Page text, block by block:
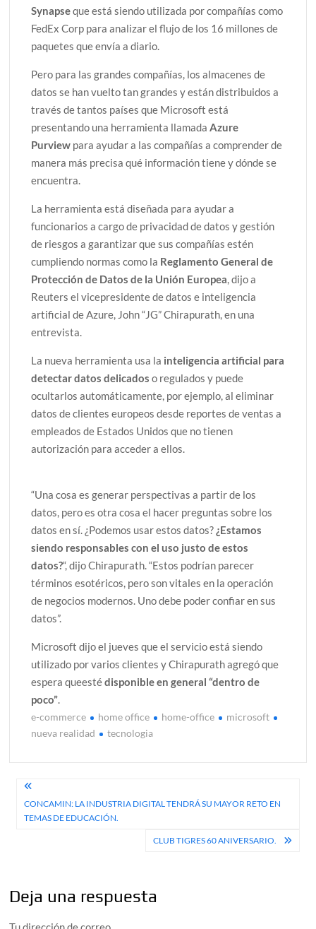
Synapseque está siendo utilizada por compañías como
FedEx Corp para analizar el flujo de los 16 millones de
paquetes que envía a diario.
Pero para las grandes compañías, los almacenes de
datos se han vuelto tan grandes y están distribuidos a
través de tantos países que Microsoft está
presentando una herramienta llamada Azure
Purview para ayudar a las compañías a comprender de
manera más precisa qué información tiene y dónde se
encuentra.
La herramienta está diseñada para ayudar a
funcionarios a cargo de privacidad de datos y gestión
de riesgos a garantizar que sus compañías estén
cumpliendo normas como la Reglamento General de
Protección de Datos de la Unión Europea, dijo a
Reuters el vicepresidente de datos e inteligencia
artificial de Azure, John “JG” Chirapurath, en una
entrevista.
La nueva herramienta usa la inteligencia artificial para
detectar datos delicados o regulados y puede
ocultarlos automáticamente, por ejemplo, al eliminar
datos de clientes europeos desde reportes de ventas a
empleados de Estados Unidos que no tienen
autorización para acceder a ellos.
“Una cosa es generar perspectivas a partir de los
datos, pero es otra cosa el hacer preguntas sobre los
datos en sí. ¿Podemos usar estos datos? ¿Estamos
siendo responsables con el uso justo de estos
datos?“, dijo Chirapurath. “Estos podrían parecer
términos esotéricos, pero son vitales en la operación
de negocios modernos. Uno debe poder confiar en sus
datos”.
Microsoft dijo el jueves que el servicio está siendo
utilizado por varios clientes y Chirapurath agregó que
espera queestédisponible en general “dentro de
poco”.
e-commerce home office home-office
microsoft
nueva realidad
tecnologia
Navegación
de
CONCAMIN: LA INDUSTRIA DIGITAL TENDRÁ SU MAYOR RETO EN
TEMAS DE EDUCACIÓN.
CLUB TIGRES 60 ANIVERSARIO.
Deja una respuesta